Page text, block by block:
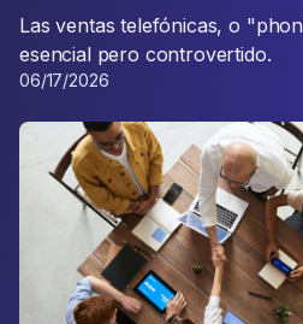
Las ventas telefónicas, o
esencial pero controvertido.
06/17/2026